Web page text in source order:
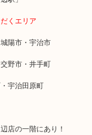
くエリア
陽市・宇治市
野市・井手町
宇治田原町
店の一階にあり！